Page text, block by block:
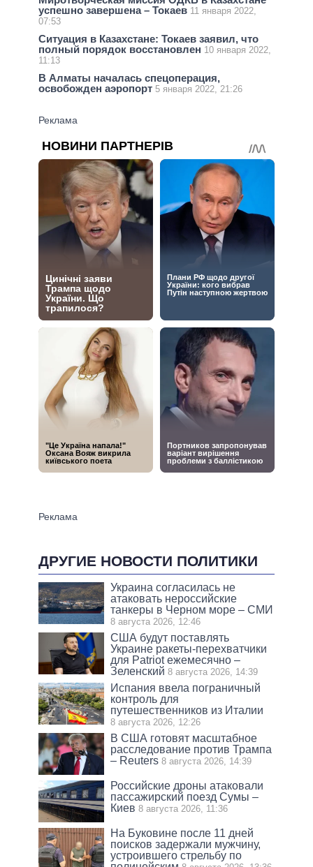
успешно завершена – Токаев 11 января 2022,
07:53
Ситуация в Казахстане: Токаев заявил, что
полный порядок восстановлен 10 января 2022,
11:13
В Алматы началась спецоперация,
освобожден аэропорт 5 января 2022, 21:26
ДРУГИЕ НОВОСТИ ПОЛИТИКИ
Украина согласилась не
атаковать нероссийские
танкеры в Черном море – СМИ
8 августа 2026, 12:46
США будут поставлять
Украине ракеты-перехватчики
для Patriot ежемесячно –
Зеленский 8 августа 2026, 14:39
Испания ввела пограничный
контроль для
путешественников из Италии
8 августа 2026, 12:26
В США готовят масштабное
расследование против Трампа
– Reuters 8 августа 2026, 14:39
Российские дроны атаковали
пассажирский поезд Сумы –
Киев 8 августа 2026, 11:36
На Буковине после 11 дней
поисков задержали мужчину,
устроившего стрельбу по